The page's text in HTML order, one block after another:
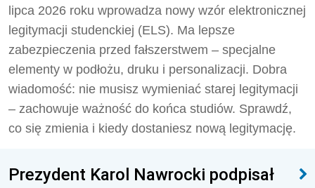
lipca 2026 roku wprowadza nowy wzór elektronicznej
legitymacji studenckiej (ELS). Ma lepsze
zabezpieczenia przed fałszerstwem – specjalne
elementy w podłożu, druku i personalizacji. Dobra
wiadomość: nie musisz wymieniać starej legitymacji
– zachowuje ważność do końca studiów. Sprawdź,
co się zmienia i kiedy dostaniesz nową legitymację.
Prezydent Karol Nawrocki podpisał